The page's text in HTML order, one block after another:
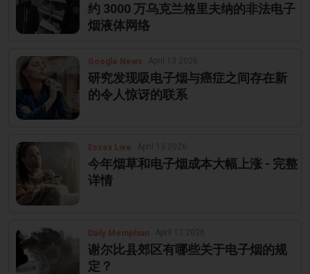
约 3000 万乌克兰格里夫纳的非法电子
烟液体网络
Google News
研究发现吸电子烟与癌症之间存在新
的令人惊讶的联系
Essex Live
今年烟草和电子烟成本大幅上涨 - 完整
详情
Daily Memphian
谢尔比县郊区有哪些关于电子烟的规
定？